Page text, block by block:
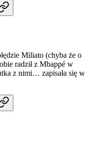
Miliato (chyba że o
radził z Mbappé w
z nimi… zapisała się w